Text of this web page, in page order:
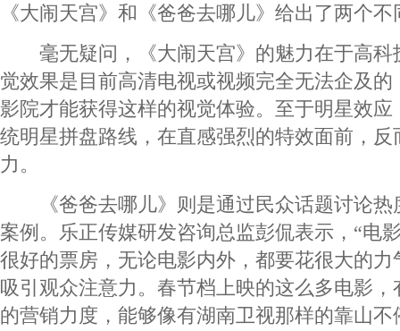
《大闹天宫》和《爸爸去哪儿》给出了两个
毫无疑问，《大闹天宫》的魅力在于高
觉效果是目前高清电视或视频完全无法企及
影院才能获得这样的视觉体验。至于明星效
统明星拼盘路线，在直感强烈的特效面前，
力。
《爸爸去哪儿》则是通过民众话题讨论热
案例。乐正传媒研发咨询总监彭侃表示，“电
很好的票房，无论电影内外，都要花很大的
吸引观众注意力。春节档上映的这么多电影
的营销力度，能够像有湖南卫视那样的靠山